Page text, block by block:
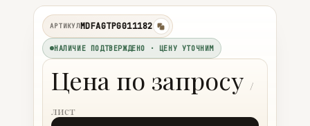
АРТИКУЛMDFAGTPG011182
копировать
НАЛИЧИЕ ПОДТВЕРЖДЕНО · ЦЕНУ УТОЧНИМ
Цена по запросу